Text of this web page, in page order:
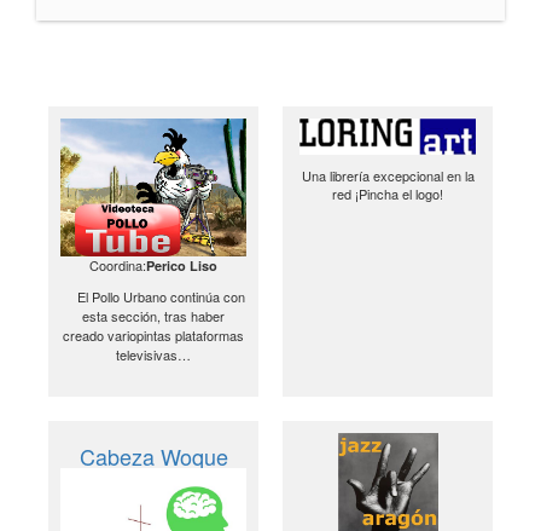
Coordina:Perico Liso
El Pollo Urbano continúa con
esta sección, tras haber
creado variopintas plataformas
televisivas…
Una librería excepcional en la
red ¡Pincha el logo!
Cabeza Woque